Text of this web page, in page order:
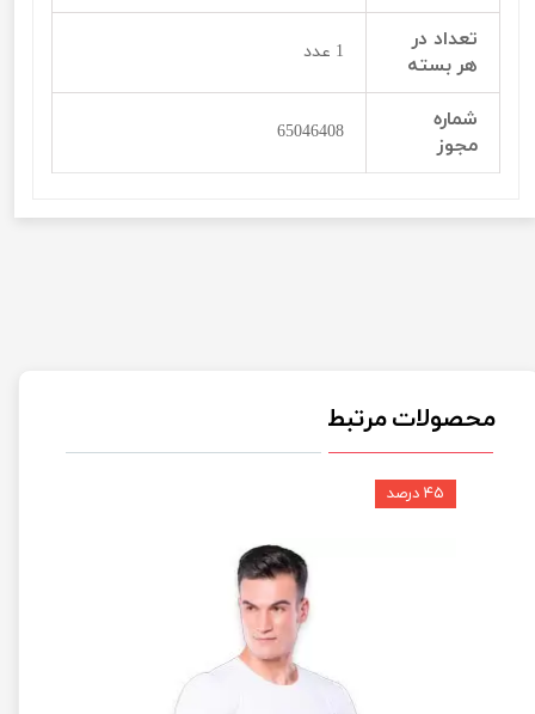
تعداد در
هر بسته
1 عدد
شماره
مجوز
65046408
محصولات مرتبط
۴۵ درصد